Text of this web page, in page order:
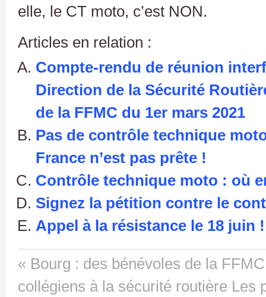
elle, le CT moto, c’est NON.
Articles en relation :
Compte-rendu de réunion
Direction de la Sécurité
de la FFMC du 1er mars 2021
Pas de contrôle technique
France n’est pas prête !
Contrôle technique moto : où
Signez la pétition contre le
Appel à la résistance le 18 juin !
« Bourg : des bénévoles de la
collégiens à la sécurité routière Les